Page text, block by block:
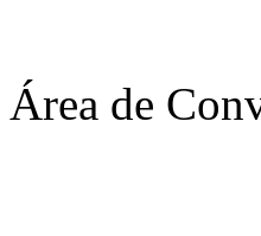
Área de